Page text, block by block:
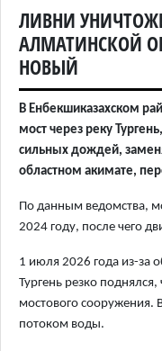
ЛИВНИ
АЛМАТИНСКОЙ
НОВЫЙ
В Енбекшиказахском
мост через реку
сильных дождей,
областном акимате,
По данным ведомства,
2024 году, после чего
1 июля 2026 года из-за
Тургень резко
мостового сооружения.
потоком воды.